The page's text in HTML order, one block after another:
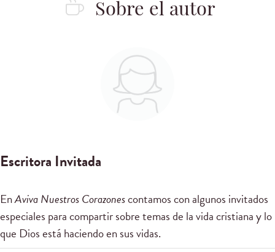
Sobre el autor
Escritora Invitada
EnAviva Nuestros Corazonescontamos con algunos invitados
especiales para compartir sobre temas de la vida cristiana y lo
que Dios está haciendo en sus vidas.